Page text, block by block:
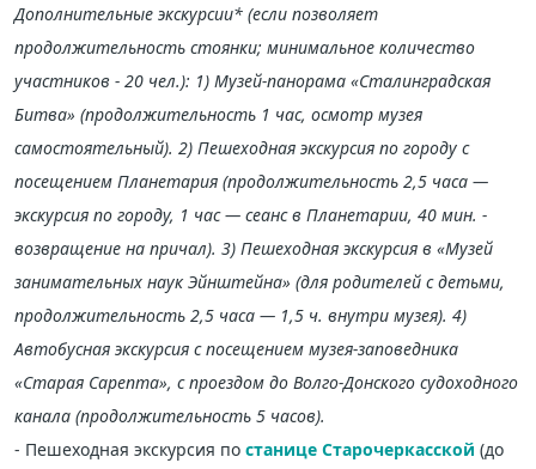
Дополнительные экскурсии* (если позволяет
продолжительность стоянки; минимальное количество
участников - 20 чел.): 1) Музей-панорама «Сталинградская
Битва» (продолжительность 1 час, осмотр музея
самостоятельный). 2) Пешеходная экскурсия по городу с
посещением Планетария (продолжительность 2,5 часа —
экскурсия по городу, 1 час — сеанс в Планетарии, 40 мин. -
возвращение на причал). 3) Пешеходная экскурсия в «Музей
занимательных наук Эйнштейна» (для родителей с детьми,
продолжительность 2,5 часа — 1,5 ч. внутри музея). 4)
Автобусная экскурсия с посещением музея-заповедника
«Старая Сарепта», с проездом до Волго-Донского судоходного
канала (продолжительность 5 часов).
- Пешеходная экскурсия по станице Старочеркасской (до